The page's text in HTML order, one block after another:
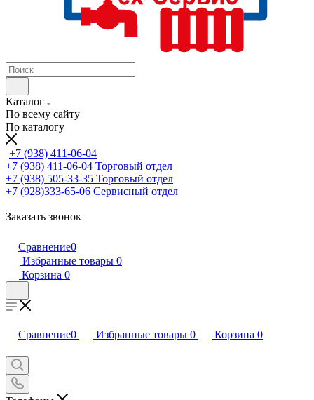
Каталог
По всему сайту
По каталогу
+7 (938) 411-06-04
+7 (938) 411-06-04 Торговый отдел
+7 (938) 505-33-35 Торговый отдел
+7 (928)333-65-06 Сервисный отдел
Заказать звонок
Сравнение0
Избранные товары 0
Корзина 0
Сравнение0 Избранные товары 0 Корзина 0